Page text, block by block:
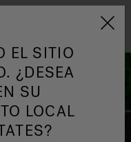
Jacuzzi&reg; Latin
EL SITIO
¿DESEA
SU
LOCAL